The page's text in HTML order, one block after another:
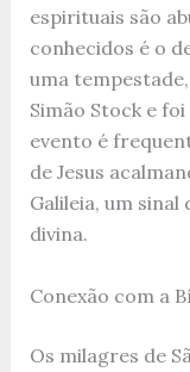
espirituais são
conhecidos é o
uma
Simão Stock e
evento é
de Jesus
Galileia, um
divina.
Conexão com a
Os milagres de